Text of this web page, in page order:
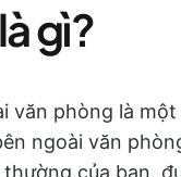
gì?
văn phòng là
ngoài văn
của bạn,